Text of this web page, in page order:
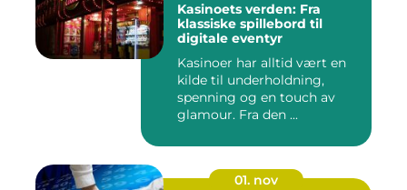
Kasinoets verden: Fra
klassiske spillebord til
digitale eventyr
Kasinoer har alltid vært en
kilde til underholdning,
spenning og en touch av
glamour. Fra den ...
01. nov